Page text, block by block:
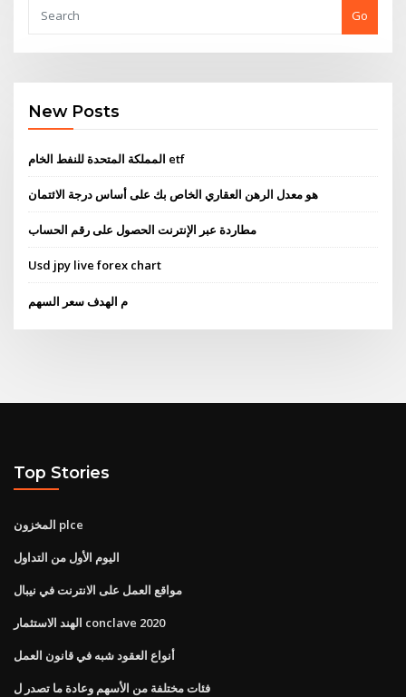
Go
New Posts
المملكة المتحدة للنفط الخام etf
هو معدل الرهن العقاري الخاص بك على أساس درجة الائتمان
مطاردة عبر الإنترنت الحصول على رقم الحساب
Usd jpy live forex chart
م الهدف سعر السهم
Top Stories
المخزون plce
اليوم الأول من التداول
مواقع العمل على الانترنت في نيبال
الهند الاستثمار conclave 2020
أنواع العقود شبه في قانون العمل
فئات مختلفة من الأسهم وعادة ما تصدر ل